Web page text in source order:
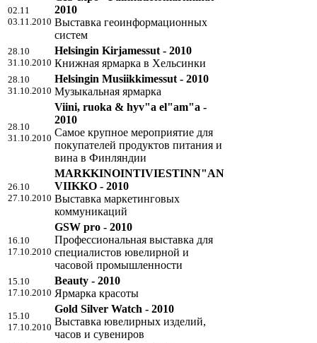
02.11
03.11.2010
2010
Выставка геоинформационных
систем
28.10
31.10.2010
Helsingin Kirjamessut - 2010
Книжная ярмарка в Хельсинки
28.10
31.10.2010
Helsingin Musiikkimessut - 2010
Музыкальная ярмарка
28.10
31.10.2010
Viini, ruoka & hyv"a el"am"a -
2010
Самое крупное мероприятие для
покупателей продуктов питания и
вина в Финляндии
26.10
27.10.2010
MARKKINOINTIVIESTINN"AN
VIIKKO - 2010
Выставка маркетинговых
коммуникаций
16.10
17.10.2010
GSW pro - 2010
Профессиональная выставка для
специалистов ювелирной и
часовой промышленности
15.10
17.10.2010
Beauty - 2010
Ярмарка красоты
15.10
17.10.2010
Gold Silver Watch - 2010
Выставка ювелирных изделий,
часов и сувениров